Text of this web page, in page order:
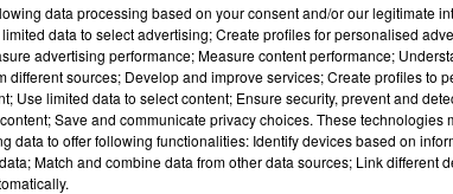
judiciaire avec obligation de résider à Troyes,
contact avec les témoins et familles,
fois par semaine au commissariat.
data processing based on your consent and/or our legitimate
data to select advertising; Create profiles for personalised
advertising performance; Measure content performance;
different sources; Develop and improve services; Create profiles to
Use limited data to select content; Ensure security, prevent and
Save and communicate privacy choices. These technologies
data to offer following functionalities: Identify devices based on
Match and combine data from other data sources; Link different